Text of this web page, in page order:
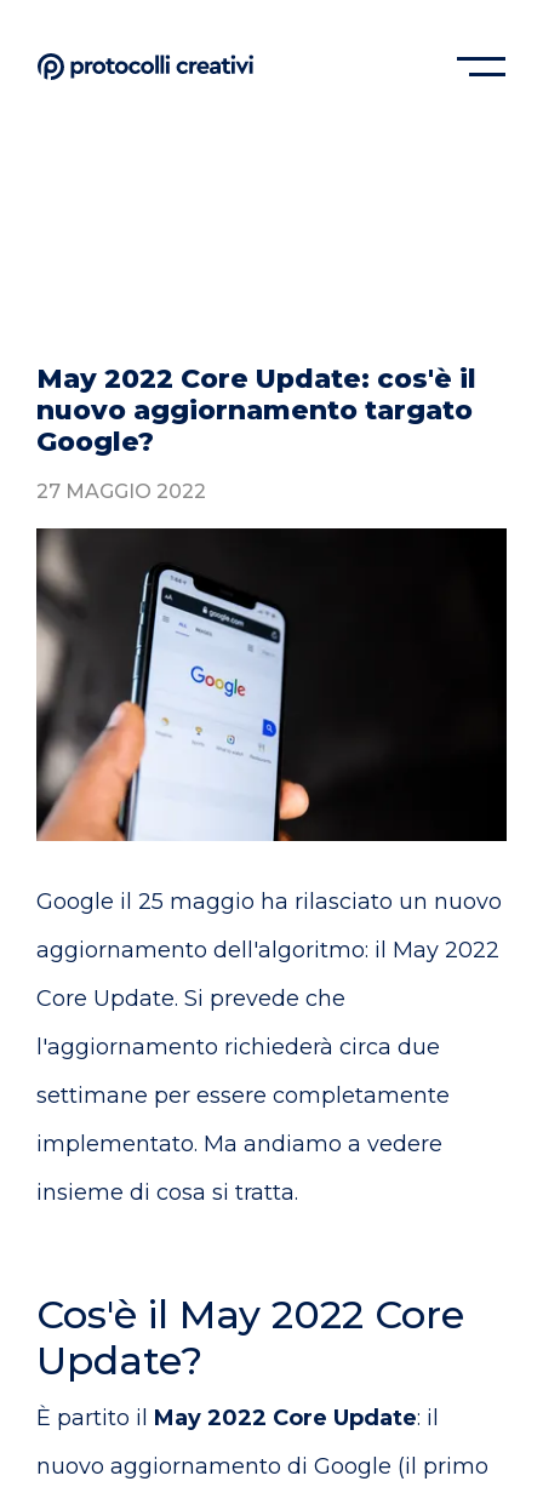
May 2022 Core Update: cos'è il
nuovo aggiornamento targato
Google?
27 MAGGIO 2022
Google il 25 maggio ha rilasciato un nuovo
aggiornamento dell'algoritmo: il May 2022
Core Update. Si prevede che
l'aggiornamento richiederà circa due
settimane per essere completamente
implementato. Ma andiamo a vedere
insieme di cosa si tratta.
Cos'è il May 2022 Core
Update?
È partito il May 2022 Core Update: il
nuovo aggiornamento di Google (il primo